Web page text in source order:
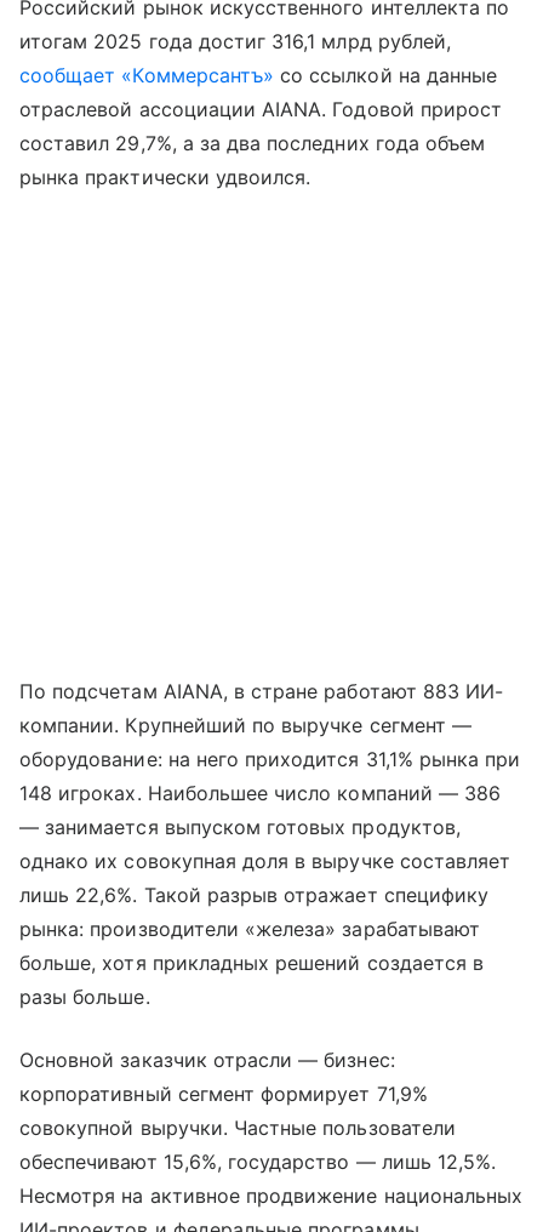
Российский рынок искусственного интеллекта по
итогам 2025 года достиг 316,1 млрд рублей,
сообщает «Коммерсантъ» со ссылкой на данные
отраслевой ассоциации AIANA. Годовой прирост
составил 29,7%, а за два последних года объем
рынка практически удвоился.
По подсчетам AIANA, в стране работают 883 ИИ-
компании. Крупнейший по выручке сегмент —
оборудование: на него приходится 31,1% рынка при
148 игроках. Наибольшее число компаний — 386
— занимается выпуском готовых продуктов,
однако их совокупная доля в выручке составляет
лишь 22,6%. Такой разрыв отражает специфику
рынка: производители «железа» зарабатывают
больше, хотя прикладных решений создается в
разы больше.
Основной заказчик отрасли — бизнес:
корпоративный сегмент формирует 71,9%
совокупной выручки. Частные пользователи
обеспечивают 15,6%, государство — лишь 12,5%.
Несмотря на активное продвижение национальных